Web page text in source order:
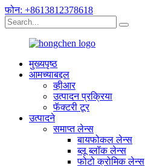
फोन: +8613812378618
मुख्यपृष्ठ
आमच्याबद्दल
व्हीआर
उत्पादन प्रक्रिया
फॅक्टरी टूर
उत्पादने
समाप्त लेन्स
बायफोकल लेन्स
ब्लू ब्लॉक लेन्स
फोटो क्रोमिक लेन्स